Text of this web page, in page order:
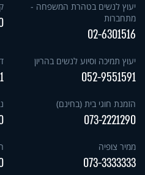
יעוץ לנשים בטהרת המשפחה -
מתחברות
02-6301516
יעוץ תמיכה וסיוע לנשים בהריון
052-9551591
הזמנת חוגי בית (בחינם)
073-2221290
ממיר צופיה
073-3333333